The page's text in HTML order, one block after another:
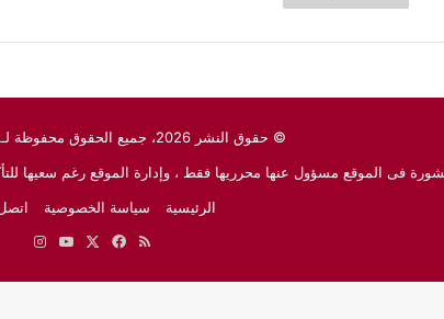
© حقوق النشر 2026، جميع الحقوق محفوظة لـموقع المايسترو الرياضي
فى الموقع مسؤول عنها محرريها فقط ، وإدارة الموقع رغم سعيها
الرئيسية
سياسة الخصوصية
ملخصفيسبوك ‫YouTube